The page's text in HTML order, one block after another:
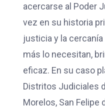
acercarse al Poder
vez en su historia
justicia y la
más lo necesitan,
eficaz. En su caso
Distritos Judiciales
Morelos, San Felipe